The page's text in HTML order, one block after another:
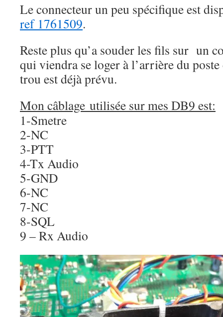
Le connecteur un peu spécifique est
ref 1761509.
Reste plus qu’a souder les fils sur un
qui viendra se loger à l’arrière du
trou est déjà prévu.
Mon câblage utilisée sur mes DB9 est:
1-Smetre
2-NC
3-PTT
4-Tx Audio
5-GND
6-NC
7-NC
8-SQL
9 – Rx Audio